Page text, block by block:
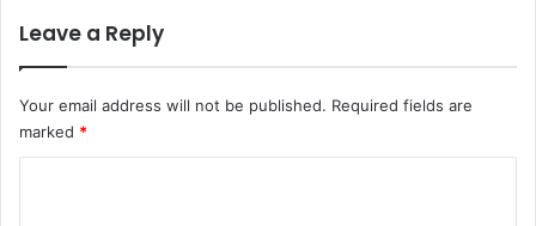
Leave a Reply
Your email address will not be published. Required fields are
marked *